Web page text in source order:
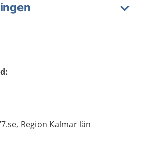
:
Region Kalmar län